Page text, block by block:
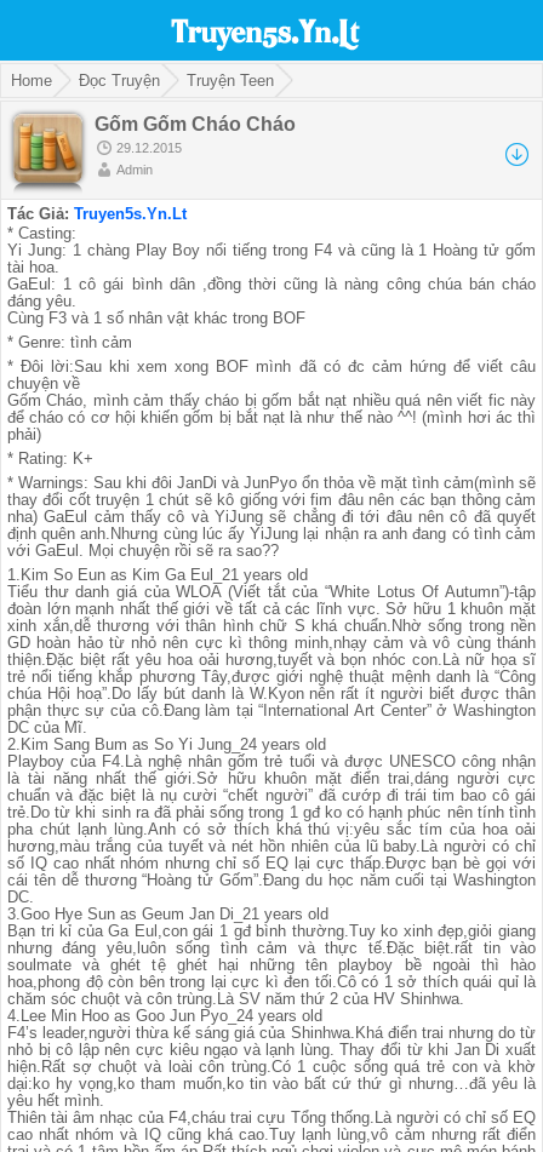
Home Đọc Truyện Truyện Teen
Gốm Gốm Cháo Cháo
29.12.2015
Admin
Tác Giả: Truyen5s.Yn.Lt
* Casting:
Yi Jung: 1 chàng Play Boy nổi tiếng trong F4 và cũng là 1 Hoàng tử gốm
tài hoa.
GaEul: 1 cô gái bình dân ,đồng thời cũng là nàng công chúa bán cháo
đáng yêu.
Cùng F3 và 1 số nhân vật khác trong BOF
* Genre: tình cảm
* Đôi lời:Sau khi xem xong BOF mình đã có đc cảm hứng để viết câu
chuyện về
Gốm Cháo, mình cảm thấy cháo bị gốm bắt nạt nhiều quá nên viết fic này
để cháo có cơ hội khiến gốm bị bắt nạt là như thế nào ^^! (mình hơi ác thì
phải)
* Rating: K+
* Warnings: Sau khi đôi JanDi và JunPyo ổn thỏa về mặt tình cảm(mình sẽ
thay đổi cốt truyện 1 chút sẽ kô giống với fim đâu nên các bạn thông cảm
nha) GaEul cảm thấy cô và YiJung sẽ chẳng đi tới đâu nên cô đã quyết
định quên anh.Nhưng cùng lúc ấy YiJung lại nhận ra anh đang có tình cảm
với GaEul. Mọi chuyện rồi sẽ ra sao??
1.Kim So Eun as Kim Ga Eul_21 years old
Tiểu thư danh giá của WLOA (Viết tắt của “White Lotus Of Autumn”)-tập
đoàn lớn mạnh nhất thế giới về tất cả các lĩnh vực. Sở hữu 1 khuôn mặt
xinh xắn,dễ thương với thân hình chữ S khá chuẩn.Nhờ sống trong nền
GD hoàn hảo từ nhỏ nên cực kì thông minh,nhạy cảm và vô cùng thánh
thiện.Đặc biệt rất yêu hoa oải hương,tuyết và bọn nhóc con.Là nữ họa sĩ
trẻ nổi tiếng khắp phương Tây,được giới nghệ thuật mệnh danh là “Công
chúa Hội hoạ”.Do lấy bút danh là W.Kyon nên rất ít người biết được thân
phận thực sự của cô.Đang làm tại “International Art Center” ở Washington
DC của Mĩ.
2.Kim Sang Bum as So Yi Jung_24 years old
Playboy của F4.Là nghệ nhân gốm trẻ tuổi và được UNESCO công nhận
là tài năng nhất thế giới.Sở hữu khuôn mặt điển trai,dáng người cực
chuẩn và đặc biệt là nụ cười “chết người” đã cướp đi trái tim bao cô gái
trẻ.Do từ khi sinh ra đã phải sống trong 1 gđ ko có hạnh phúc nên tính tình
pha chút lạnh lùng.Anh có sở thích khá thú vị:yêu sắc tím của hoa oải
hương,màu trắng của tuyết và nét hồn nhiên của lũ baby.Là người có chỉ
số IQ cao nhất nhóm nhưng chỉ số EQ lại cực thấp.Được bạn bè gọi với
cái tên dễ thương “Hoàng tử Gốm”.Đang du học năm cuối tại Washington
DC.
3.Goo Hye Sun as Geum Jan Di_21 years old
Bạn tri kỉ của Ga Eul,con gái 1 gđ bình thường.Tuy ko xinh đẹp,giỏi giang
nhưng đáng yêu,luôn sống tình cảm và thực tế.Đặc biệt.rất tin vào
soulmate và ghét tệ ghét hại những tên playboy bề ngoài thì hào
hoa,phong độ còn bên trong lại cực kì đen tối.Cô có 1 sở thích quái quỉ là
chăm sóc chuột và côn trùng.Là SV năm thứ 2 của HV Shinhwa.
4.Lee Min Hoo as Goo Jun Pyo_24 years old
F4’s leader,người thừa kế sáng giá của Shinhwa.Khá điển trai nhưng do từ
nhỏ bị cô lập nên cực kiêu ngạo và lạnh lùng. Thay đổi từ khi Jan Di xuất
hiện.Rất sợ chuột và loài côn trùng.Có 1 cuộc sống quá trẻ con và khờ
dại:ko hy vọng,ko tham muốn,ko tin vào bất cứ thứ gì nhưng…đã yêu là
yêu hết mình.
Thiên tài âm nhạc của F4,cháu trai cựu Tổng thống.Là người có chỉ số EQ
cao nhất nhóm và IQ cũng khá cao.Tuy lạnh lùng,vô cảm nhưng rất điển